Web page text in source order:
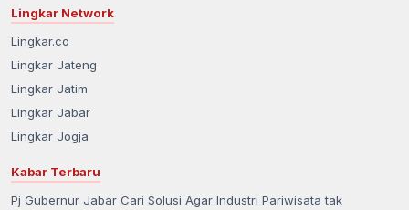
Lingkar Network
Lingkar.co
Lingkar Jateng
Lingkar Jatim
Lingkar Jabar
Lingkar Jogja
Kabar Terbaru
Pj Gubernur Jabar Cari Solusi Agar Industri Pariwisata tak